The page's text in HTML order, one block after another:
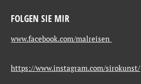
FOLGEN SIE MIR
www.facebook.com/malreisen
https://www.instagram.com/sirokunst/